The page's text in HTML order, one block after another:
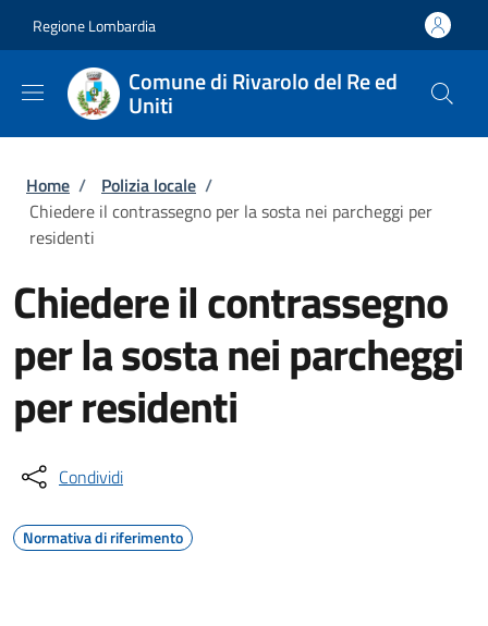
Regione Lombardia
Comune di Rivarolo del Re ed
Uniti
Briciole di pane
Home / Polizia locale /
Chiedere il contrassegno per la sosta nei parcheggi per
residenti
Chiedere il contrassegno
per la sosta nei parcheggi
per residenti
Condividi
Normativa di riferimento